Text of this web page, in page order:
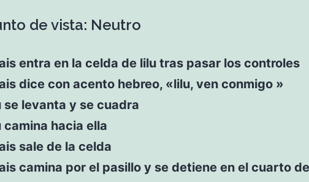
de vista: Neutro
entra en la celda de lilu tras pasar los controles
dice con acento hebreo, «lilu, ven conmigo »
se levanta y se cuadra
camina hacia ella
sale de la celda
camina por el pasillo y se detiene en el cuarto de